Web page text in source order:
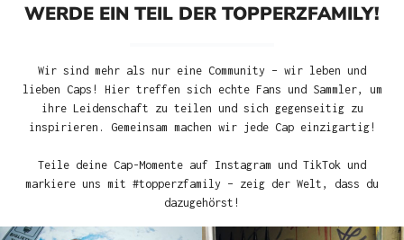
WERDE EIN TEIL DER TOPPERZFAMILY!
Wir sind mehr als nur eine Community – wir leben und
lieben Caps! Hier treffen sich echte Fans und Sammler, um
ihre Leidenschaft zu teilen und sich gegenseitig zu
inspirieren. Gemeinsam machen wir jede Cap einzigartig!
Teile deine Cap-Momente auf Instagram und TikTok und
markiere uns mit #topperzfamily – zeig der Welt, dass du
dazugehörst!